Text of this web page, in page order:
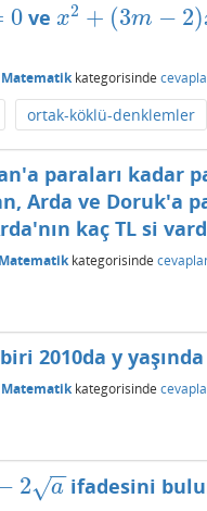
0 vex2 + (3m − 2)
x2+(3 m−2)x +2 =0
kategorisinde
ortak-köklü-denklemler
paraları kadar
Arda ve Doruk'a
kaç TL si
kategorisinde
2010da y
kategorisinde
2 a
−
−
√
a ifadesini